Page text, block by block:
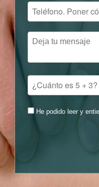
He podido leer y